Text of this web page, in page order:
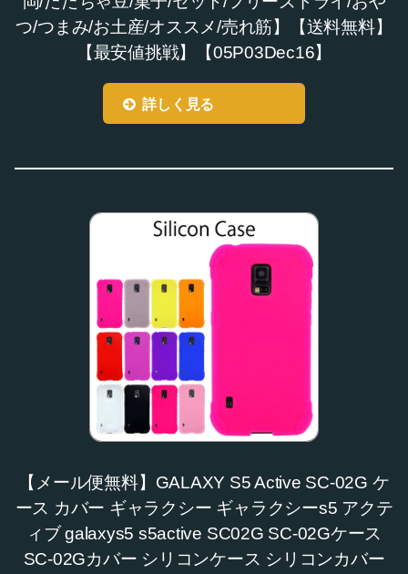
つ/つまみ/お土産/オススメ/売れ筋】【送料無料】
【最安値挑戦】【05P03Dec16】
詳しく見る
【メール便無料】GALAXY S5 Active SC-02G ケ
ース カバー ギャラクシー ギャラクシーs5 アクテ
ィブ galaxys5 s5active SC02G SC-02Gケース
SC-02Gカバー シリコンケース シリコンカバー